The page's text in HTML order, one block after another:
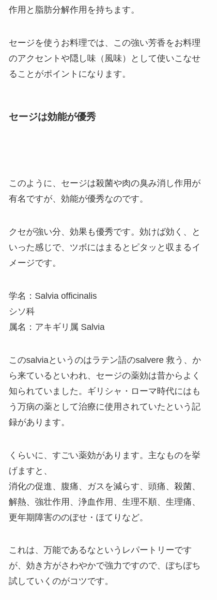
作用と脂肪分解作用を持ちます。
セージを使うお料理では、この強い芳香をお料理
のアクセントや隠し味（風味）として使いこなせ
ることがポイントになります。
セージは効能が優秀
このように、セージは殺菌や肉の臭み消し作用が
有名ですが、効能が優秀なのです。
クセが強い分、効果も優秀です。効けば効く、と
いった感じで、ツボにはまるとピタッと収まるイ
メージです。
学名：Salvia officinalis
シソ科
属名：アキギリ属 Salvia
このsalviaというのはラテン語のsalvere 救う、か
ら来ているといわれ、セージの薬効は昔からよく
知られていました。ギリシャ・ローマ時代にはも
う万病の薬として治療に使用されていたという記
録があります。
くらいに、すごい薬効があります。主なものを挙
げますと、
消化の促進、腹痛、ガスを減らす、頭痛、殺菌、
解熱、強壮作用、浄血作用、生理不順、生理痛、
更年期障害ののぼせ・ほてりなど。
これは、万能であるなというレパートリーです
が、効き方がさわやかで強力ですので、ぼちぼち
試していくのがコツです。